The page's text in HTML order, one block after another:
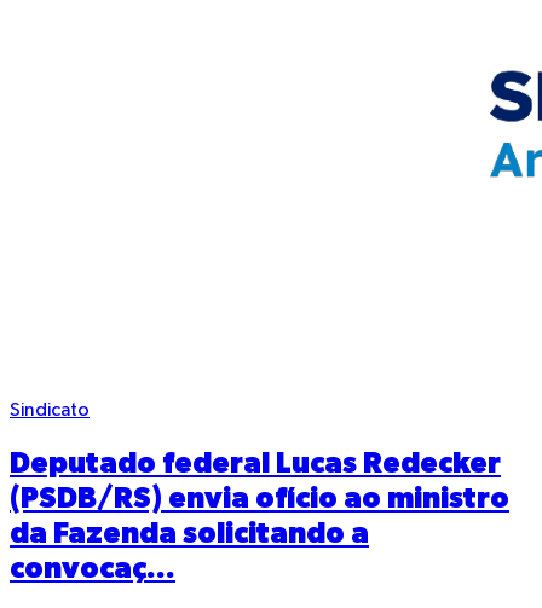
Sindicato
Deputado federal Lucas Redecker
(PSDB/RS) envia ofício ao ministro
da Fazenda solicitando a
convocaç...